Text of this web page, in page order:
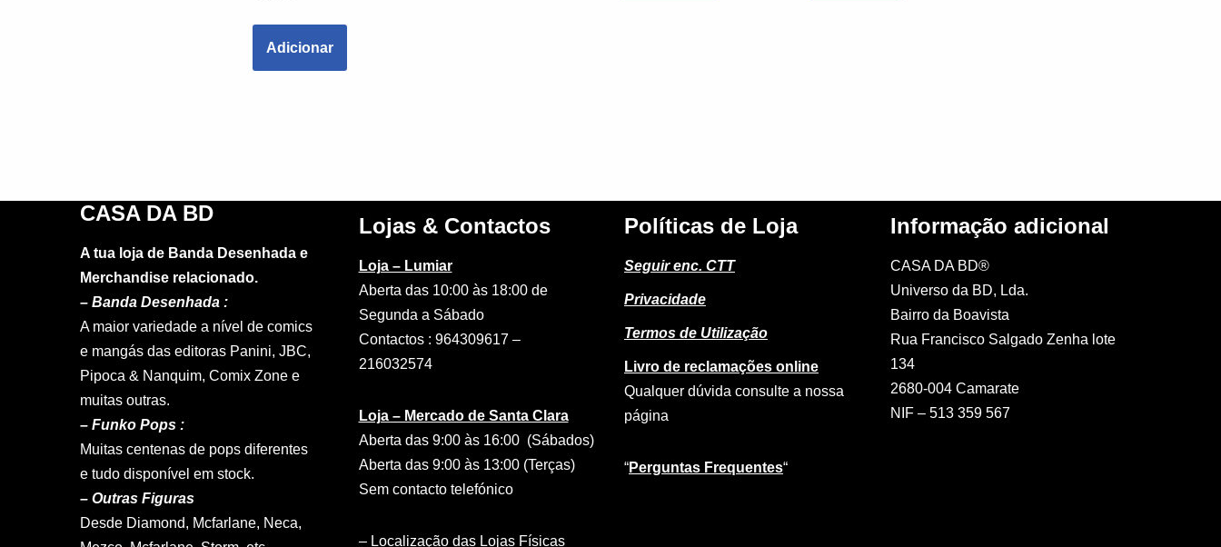
Adicionar
CASA DA BD
A tua loja de Banda Desenhada e
Merchandise relacionado.
– Banda Desenhada :
A maior variedade a nível de comics
e mangás das editoras Panini, JBC,
Pipoca & Nanquim, Comix Zone e
muitas outras.
– Funko Pops :
Muitas centenas de pops diferentes
e tudo disponível em stock.
– Outras Figuras
Desde Diamond, Mcfarlane, Neca,
Lojas & Contactos
Loja – Lumiar
Aberta das 10:00 às 18:00 de
Segunda a Sábado
Contactos : 964309617 –
216032574
Loja – Mercado de Santa Clara
Aberta das 9:00 às 16:00 (Sábados)
Aberta das 9:00 às 13:00 (Terças)
Sem contacto telefónico
–Localização das Lojas Físicas
Políticas de Loja
Seguir enc. CTT
Privacidade
Termos de Utilização
Livro de reclamações online
Qualquer dúvida consulte a nossa
página
“Perguntas Frequentes“
Informação adicional
CASA DA BD®
Universo da BD, Lda.
Bairro da Boavista
Rua Francisco Salgado Zenha lote
134
2680-004 Camarate
NIF – 513 359 567